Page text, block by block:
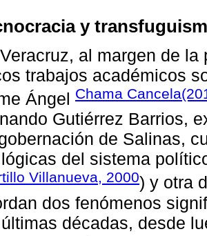
y
al margen de
trabajos académicos
Ángel Chama
Gutiérrez Barrios,
de Salinas,
del sistema
Villanueva, 2000) y otra
dos fenómenos
décadas, desde